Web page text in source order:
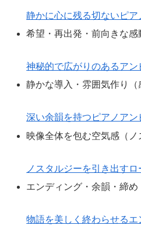
静かに心に残る切ないピア
希望・再出発・前向きな感
神秘的で広がりのあるアン
静かな導入・雰囲気作り（
深い余韻を持つピアノアン
映像全体を包む空気感（ノ
ノスタルジーを引き出すロ
エンディング・余韻・締め
物語を美しく終わらせるエ